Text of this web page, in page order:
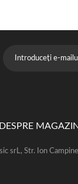
MAGAZIN
srL, Str. Ion